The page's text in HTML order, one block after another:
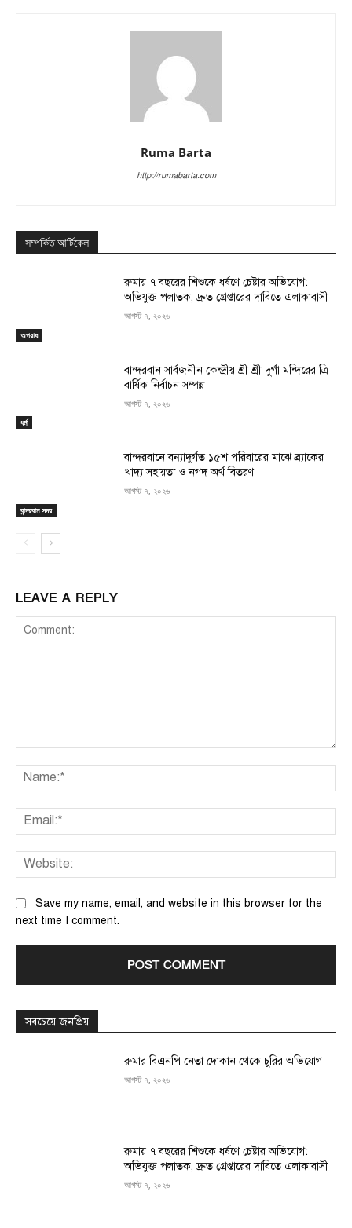
Ruma Barta
http://rumabarta.com
সম্পর্কিত আর্টিকেল
অপরাধ
রুমায় ৭ বছরের শিশুকে ধর্ষণে চেষ্টার অভিযোগ:
অভিযুক্ত পলাতক, দ্রুত গ্রেপ্তারের দাবিতে এলাকাবাসী
আগস্ট ৭, ২০২৬
ধর্ম
বান্দরবান সার্বজনীন কেন্দ্রীয় শ্রী শ্রী দুর্গা মন্দিরের ত্রি
বার্ষিক নির্বাচন সম্পন্ন
আগস্ট ৭, ২০২৬
বান্দরবান সদর
বান্দরবানে বন্যাদুর্গত ১৫শ পরিবারের মাঝে ব্র্যাকের
খাদ্য সহায়তা ও নগদ অর্থ বিতরণ
আগস্ট ৭, ২০২৬
LEAVE A REPLY
Save my name, email, and website in this browser for the
next time I comment.
সবচেয়ে জনপ্রিয়
রুমার বিএনপি নেতা দোকান থেকে চুরির অভিযোগ
আগস্ট ৭, ২০২৬
রুমায় ৭ বছরের শিশুকে ধর্ষণে চেষ্টার অভিযোগ:
অভিযুক্ত পলাতক, দ্রুত গ্রেপ্তারের দাবিতে এলাকাবাসী
আগস্ট ৭, ২০২৬